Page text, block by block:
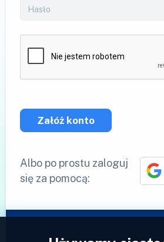
Załóż konto
Albo po prostu zaloguj
się za pomocą: